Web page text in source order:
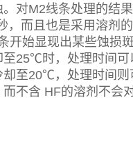
对M2线条处理的结
，而且也是采用溶剂
开始显现出某些蚀损
25℃时，处理时间
至20℃，处理时间则
不含 HF的溶剂不会